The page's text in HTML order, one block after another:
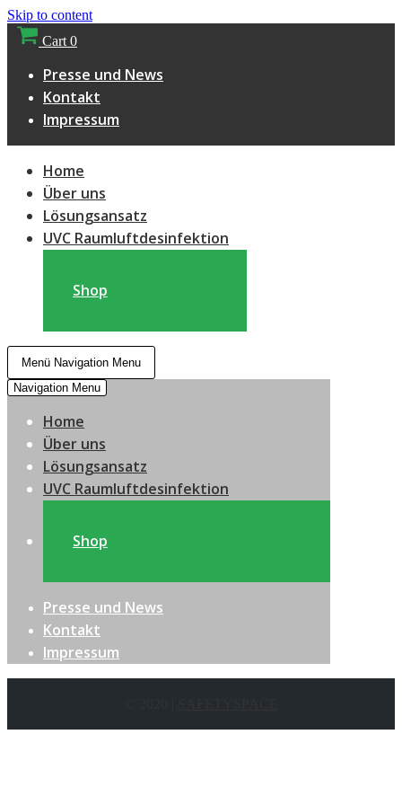
Skip to content
Cart 0
Presse und News
Kontakt
Impressum
Home
Über uns
Lösungsansatz
UVC Raumluftdesinfektion
Shop
Menü Navigation Menu
Navigation Menu
Home
Über uns
Lösungsansatz
UVC Raumluftdesinfektion
Shop
Presse und News
Kontakt
Impressum